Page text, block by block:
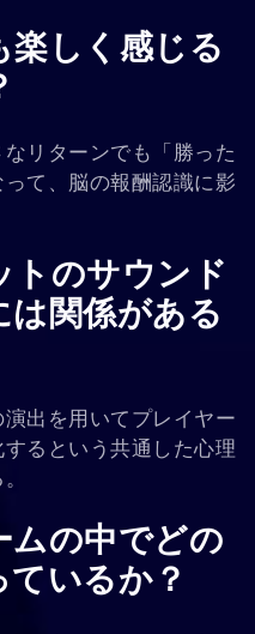
楽しく感じる
リターンでも「勝った
て、脳の報酬認識に影
トのサウンド
は関係がある
出を用いてプレイヤー
るという共通した心理
ムの中でどの
いるか？